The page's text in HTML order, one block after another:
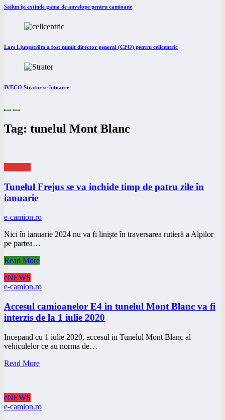
Sailun își extinde gama de anvelope pentru camioane
Lars Ljungström a fost numit director general (CFO) pentru cellcentric
IVECO Strator se întoarce
Tag: tunelul Mont Blanc
Tunelul Frejus se va inchide timp de patru zile în
ianuarie
e-camion.ro
Nici în ianuarie 2024 nu va fi liniște în traversarea rutieră a Alpilor
pe partea…
Read More
eNEWS
e-camion.ro
Accesul camioanelor E4 in tunelul Mont Blanc va fi
interzis de la 1 iulie 2020
Incepand cu 1 iulie 2020, accesul in Tunelul Mont Blanc al
vehiculelor ce au norma de…
Read More
eNEWS
e-camion.ro